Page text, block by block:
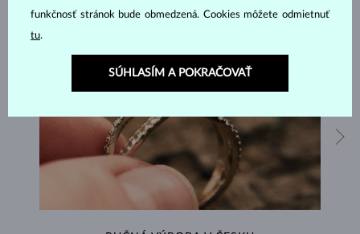
funkčnosť stránok bude obmedzená. Cookies môžete odmietnuť
tu.
SÚHLASÍM A POKRAČOVAŤ